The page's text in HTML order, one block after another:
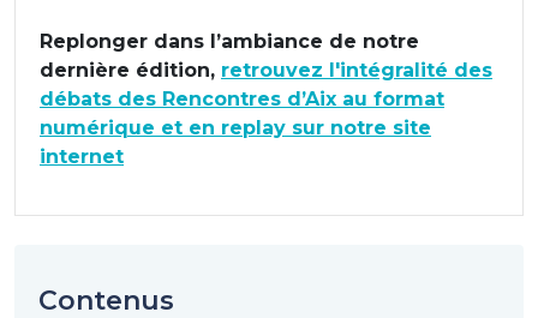
Replonger dans l’ambiance de notre
dernière édition, retrouvez l'intégralité des
débats des Rencontres d’Aix au format
numérique et en replay sur notre site
internet
Contenus